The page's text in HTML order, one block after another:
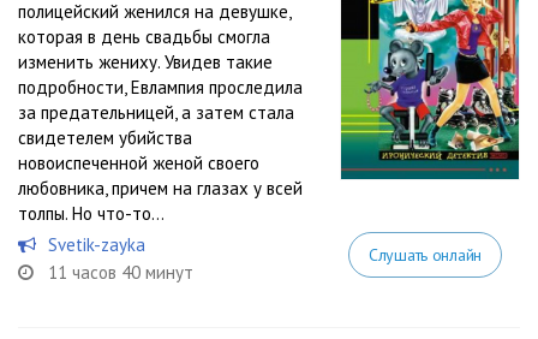
полицейский женился на девушке,
которая в день свадьбы смогла
изменить жениху. Увидев такие
подробности, Евлампия проследила
за предательницей, а затем стала
свидетелем убийства
новоиспеченной женой своего
любовника, причем на глазах у всей
толпы. Но что-то...
Svetik-zayka
11 часов 40 минут
Слушать онлайн